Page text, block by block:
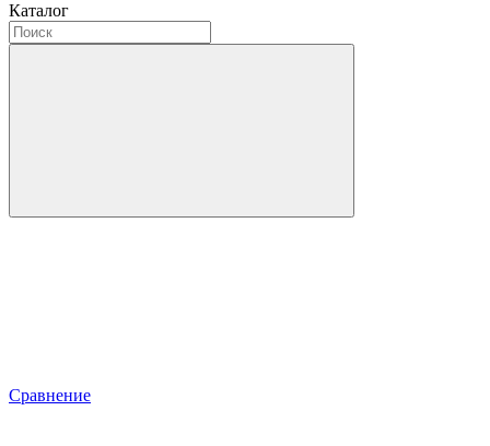
Каталог
Сравнение